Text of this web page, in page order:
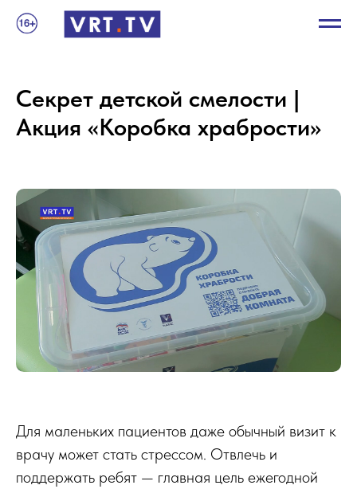
Секрет детской смелости |
Акция «Коробка храбрости»
Для маленьких пациентов даже обычный визит к
врачу может стать стрессом. Отвлечь и
поддержать ребят — главная цель ежегодной